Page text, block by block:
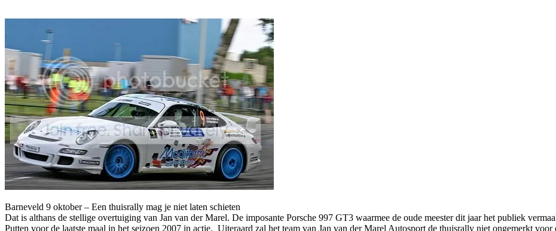
Barneveld 9 oktober – Een thuisrally mag je niet laten schieten
Dat is althans de stellige overtuiging van Jan van der Marel. De imposante Porsche 997 GT3 waarmee de oude meester dit jaar het publiek
Putten voor de laatste maal in het seizoen 2007 in actie. Uiteraard zal het team van Jan van der Marel Autosport de thuisrally niet ongemerkt voor